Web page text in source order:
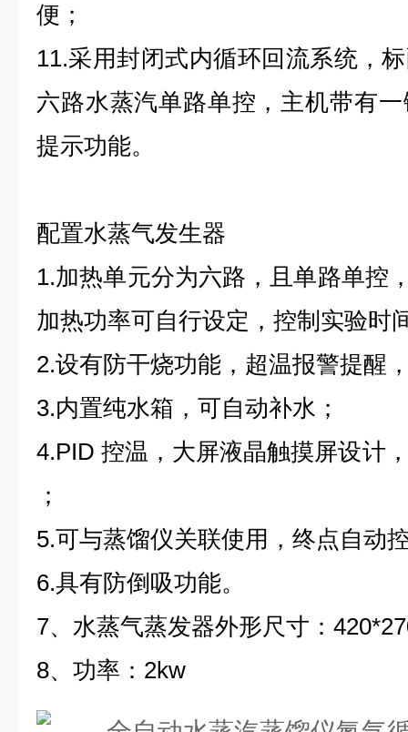
便；
11.采用封闭式内循环回流系统，
六路水蒸汽单路单控，主机带有
提示功能。
配置水蒸气发生器
1.加热单元分为六路，且单路单控
加热功率可自行设定，控制实验时
2.设有防干烧功能，超温报警提醒
3.内置纯水箱，可自动补水；
4.PID 控温，大屏液晶触摸屏设计
；
5.可与蒸馏仪关联使用，终点自动
6.具有防倒吸功能。
7、水蒸气蒸发器外形尺寸：
8、功率：2kw